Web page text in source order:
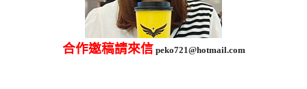
合作邀稿請來信 peko721@hotmail.com